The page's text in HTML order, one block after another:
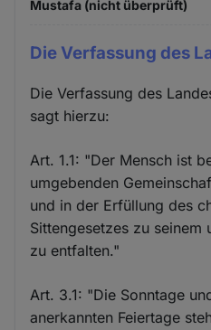
Mustafa (nicht überprüft)
Die Verfassung des
Die Verfassung des
sagt hierzu:
Art. 1.1: "Der Mensch ist
umgebenden
und in der Erfüllung des
Sittengesetzes zu seinem
zu entfalten."
Art. 3.1: "Die Sonntage
anerkannten Feiertage